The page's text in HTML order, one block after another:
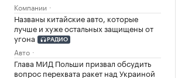
Компании
Названы китайские авто, которые
лучше и хуже остальных защищены от
угона
РАДИО
Авто
Глава МИД Польши призвал обсудить
вопрос перехвата ракет над Украиной